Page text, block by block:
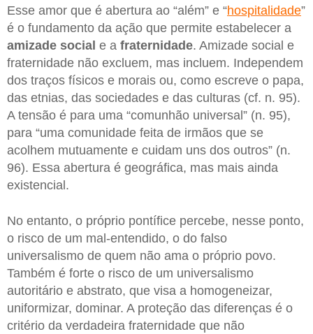
Esse amor que é abertura ao “além” e “hospitalidade”
é o fundamento da ação que permite estabelecer a
amizade social e a fraternidade. Amizade social e
fraternidade não excluem, mas incluem. Independem
dos traços físicos e morais ou, como escreve o papa,
das etnias, das sociedades e das culturas (cf. n. 95).
A tensão é para uma “comunhão universal” (n. 95),
para “uma comunidade feita de irmãos que se
acolhem mutuamente e cuidam uns dos outros” (n.
96). Essa abertura é geográfica, mas mais ainda
existencial.
No entanto, o próprio pontífice percebe, nesse ponto,
o risco de um mal-entendido, o do falso
universalismo de quem não ama o próprio povo.
Também é forte o risco de um universalismo
autoritário e abstrato, que visa a homogeneizar,
uniformizar, dominar. A proteção das diferenças é o
critério da verdadeira fraternidade que não